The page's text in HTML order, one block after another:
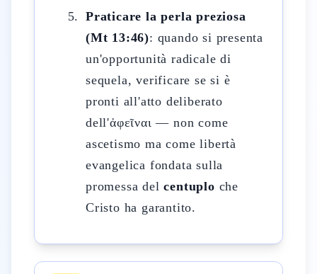
Praticare la perla preziosa
(Mt 13:46): quando si presenta
un'opportunità radicale di
sequela, verificare se si è
pronti all'atto deliberato
dell'ἀφεῖναι — non come
ascetismo ma come libertà
evangelica fondata sulla
promessa delcentuplo che
Cristo ha garantito.